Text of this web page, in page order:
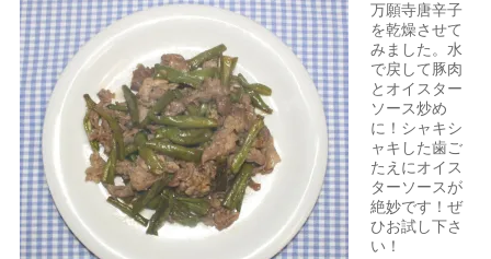
万願寺唐辛子
を乾燥させて
みました。水
で戻して豚肉
とオイスター
ソース炒め
に！シャキシ
ャキした歯ご
たえにオイス
ターソースが
絶妙です！ぜ
ひお試し下さ
い！